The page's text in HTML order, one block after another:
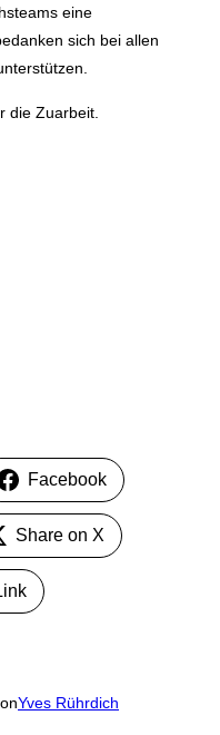
eine
sich bei allen
die Zuarbeit.
Facebook
Share on X
Yves Rührdich